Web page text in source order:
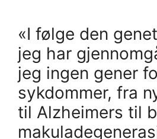
«I følge den
jeg har
jeg ingen gener
sykdommer, fra
til Alzheimers til